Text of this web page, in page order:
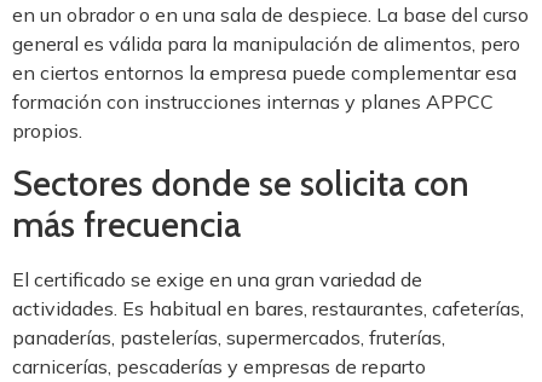
en un obrador o en una sala de despiece. La base del curso
general es válida para la manipulación de alimentos, pero
en ciertos entornos la empresa puede complementar esa
formación con instrucciones internas y planes APPCC
propios.
Sectores donde se solicita con
más frecuencia
El certificado se exige en una gran variedad de
actividades. Es habitual en bares, restaurantes, cafeterías,
panaderías, pastelerías, supermercados, fruterías,
carnicerías, pescaderías y empresas de reparto